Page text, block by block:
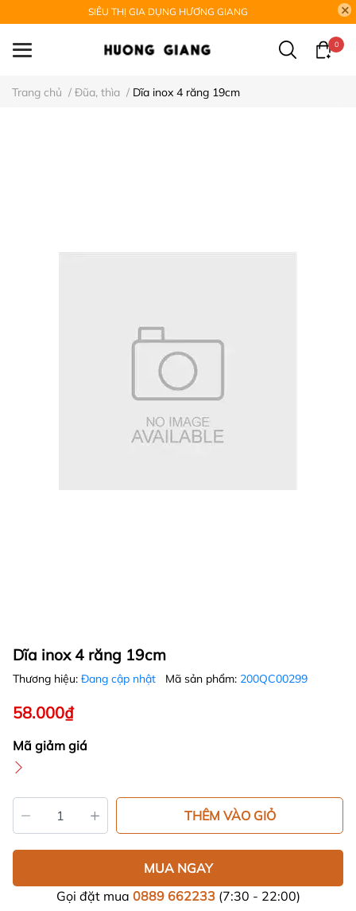
SIÊU THỊ GIA DỤNG HƯƠNG GIANG
0
Trang chủ / Đũa, thìa / Dĩa inox 4 răng 19cm
Dĩa inox 4 răng 19cm
Thương hiệu: Đang cập nhật Mã sản phẩm: 200QC00299
58.000₫
Mã giảm giá
THÊM VÀO GIỎ
MUA NGAY
Gọi đặt mua 0889 662233(7:30 - 22:00)